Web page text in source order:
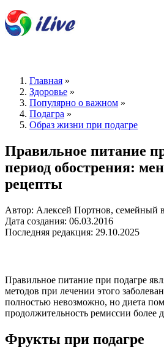
Главная »
Здоровье »
Популярно о важном »
Подагра »
Образ жизни при подагре
Правильное питание
период обострения:
рецепты
Автор: Алексей Портнов, семейный
Дата создания: 06.03.2016
Последняя редакция: 29.10.2025
Правильное питание при подагре
методов при лечении этого
полностью невозможно, но диета
продолжительность ремиссии более
Фрукты при подагре